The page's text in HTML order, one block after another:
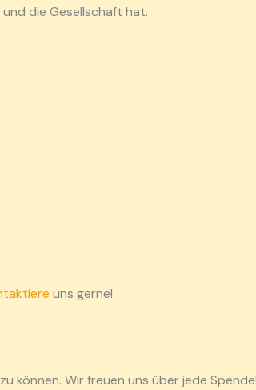
die Gesellschaft hat.
uns gerne!
können. Wir freuen uns über jede